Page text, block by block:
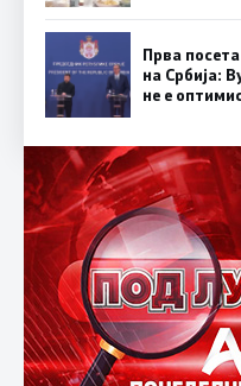
Прва
на Србија:
не е